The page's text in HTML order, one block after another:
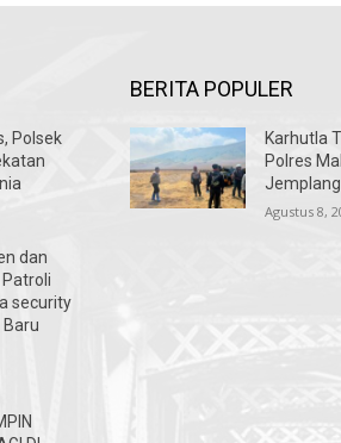
Polsek
dan
security
Baru
BERITA POPULER
Karhutla
Polres
Agustus 8,